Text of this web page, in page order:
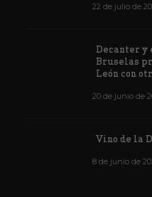
22 de julio de
Decanter y
Bruselas
León con
20 de junio de
Vino de la
8 de junio de